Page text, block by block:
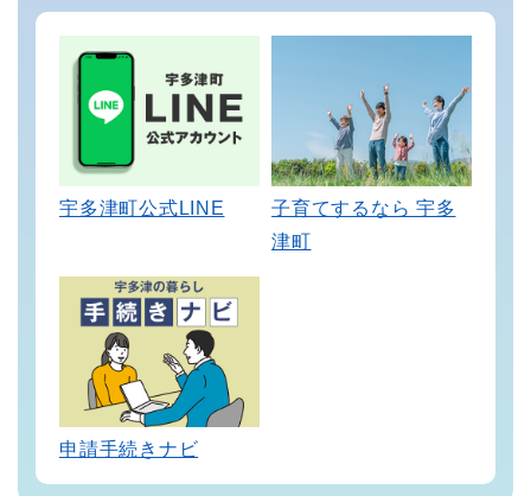
宇多津町公式LINE
子育てするなら 宇多
津町
申請手続きナビ